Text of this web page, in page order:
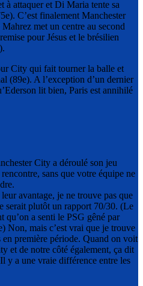
à attaquer et Di Maria tente sa
C’est finalement Manchester
met un centre au second
pour Jésus et le brésilien
City qui fait tourner la balle et
(89e). A l’exception d’un dernier
lit bien, Paris est annihilé
City a déroulé son jeu
sans que votre équipe ne
avantage, je ne trouve pas que
serait plutôt un rapport 70/30. (Le
a senti le PSG gêné par
Non, mais c’est vrai que je trouve
première période. Quand on voit
et de notre côté également, ça dit
y a une vraie différence entre les